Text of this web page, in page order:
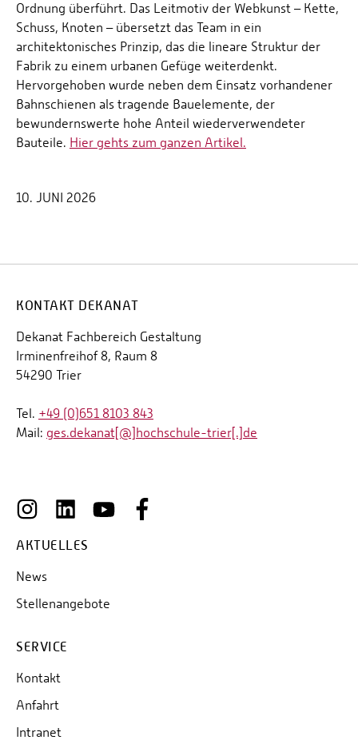
Ordnung überführt. Das Leitmotiv der Webkunst – Kette,
Schuss, Knoten – übersetzt das Team in ein
architektonisches Prinzip, das die lineare Struktur der
Fabrik zu einem urbanen Gefüge weiterdenkt.
Hervorgehoben wurde neben dem Einsatz vorhandener
Bahnschienen als tragende Bauelemente, der
bewundernswerte hohe Anteil wiederverwendeter
Bauteile. Hier gehts zum ganzen Artikel.
10. JUNI 2026
KONTAKT DEKANAT
Dekanat Fachbereich Gestaltung
Irminenfreihof 8, Raum 8
54290 Trier
Tel. +49 (0)651 8103 843
Mail: ges.dekanat[@]hochschule-trier[.]de
AKTUELLES
News
Stellenangebote
SERVICE
Kontakt
Anfahrt
Intranet